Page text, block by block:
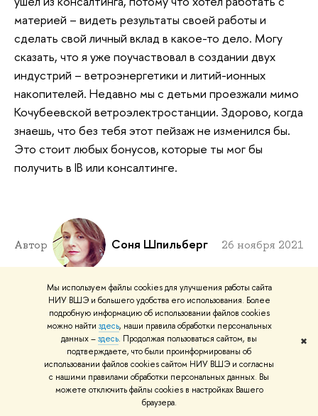
Мы используем файлы cookies для улучшения работы сайта
НИУ ВШЭ и большего удобства его использования. Более
подробную информацию об использовании файлов cookies
можно найти здесь, наши правила обработки персональных
данных –здесь. Продолжая пользоваться сайтом, вы
подтверждаете, что были проинформированы об
использовании файлов cookies сайтом НИУ ВШЭ и согласны
с нашими правилами обработки персональных данных. Вы
можете отключить файлы cookies в настройках Вашего
браузера.
✖
материей – видеть результаты своей работы и
сделать свой личный вклад в какое-то дело. Могу
сказать, что я уже поучаствовал в создании двух
индустрий – ветроэнергетики и литий-ионных
накопителей. Недавно мы с детьми проезжали мимо
Кочубеевской ветроэлектростанции. Здорово, когда
знаешь, что без тебя этот пейзаж не изменился бы.
Это стоит любых бонусов, которые ты мог бы
получить в IB или консалтинге.
Автор Соня Шпильберг 26 ноября 2021